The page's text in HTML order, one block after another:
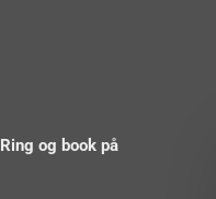
Ring og book på